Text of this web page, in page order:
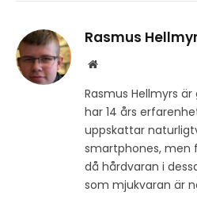
Rasmus
Website
Rasmus Hellmyrs är
har 14 års
uppskattar
smartphones, men
då hårdvaran i
som mjukvaran är